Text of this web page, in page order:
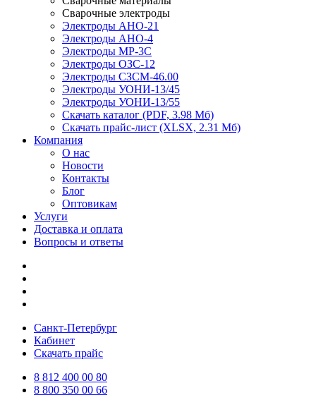
Сварочные электроды
Электроды АНО-21
Электроды АНО-4
Электроды МР-3С
Электроды ОЗС-12
Электроды СЗСМ-46.00
Электроды УОНИ-13/45
Электроды УОНИ-13/55
Скачать каталог (PDF, 3.98 Мб)
Скачать прайс-лист (XLSX, 2.31 Мб)
Компания
О нас
Новости
Контакты
Блог
Оптовикам
Услуги
Доставка и оплата
Вопросы и ответы
Санкт-Петербург
Кабинет
Скачать прайс
8 812 400 00 80
8 800 350 00 66